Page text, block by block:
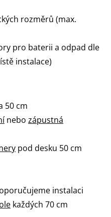
rozměrů (max.
pro baterii a odpad dle
instalace)
50 cm
nebo zápustná
pod desku 50 cm
instalaci
každých 70 cm